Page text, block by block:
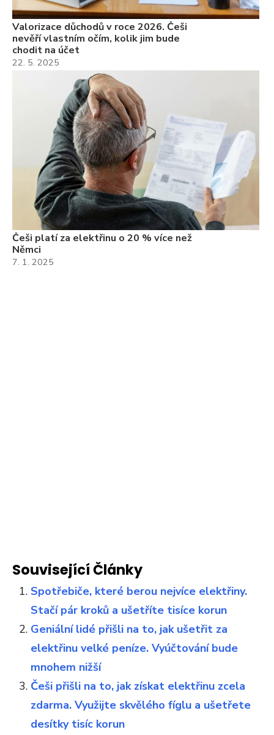
Valorizace důchodů v roce 2026. Češi
nevěří vlastním očím, kolik jim bude
chodit na účet
22. 5. 2025
Češi platí za elektřinu o 20 % více než
Němci
7. 1. 2025
Související Články
Spotřebiče, které berou nejvíce elektřiny.
Stačí pár kroků a ušetříte tisíce korun
Geniální lidé přišli na to, jak ušetřit za
elektřinu velké peníze. Vyúčtování bude
mnohem nižší
Češi přišli na to, jak získat elektřinu zcela
zdarma. Využijte skvělého fíglu a ušetřete
desítky tisíc korun